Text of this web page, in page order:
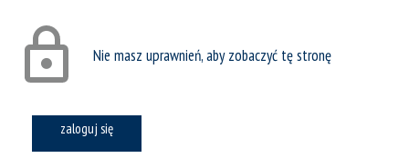
Nie masz uprawnień, aby zobaczyć tę stronę
zaloguj się